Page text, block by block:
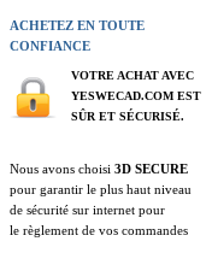
ACHETEZ EN TOUTE
CONFIANCE
VOTRE ACHAT AVEC
YESWECAD.COM EST
SÛR ET SÉCURISÉ.
Nous avons choisi 3D SECURE
pour garantir le plus haut niveau
de sécurité sur internet pour
le règlement de vos commandes